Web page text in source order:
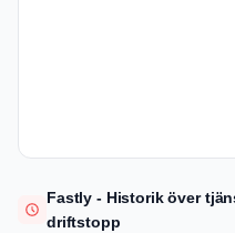
Fastly - Historik över
driftstopp